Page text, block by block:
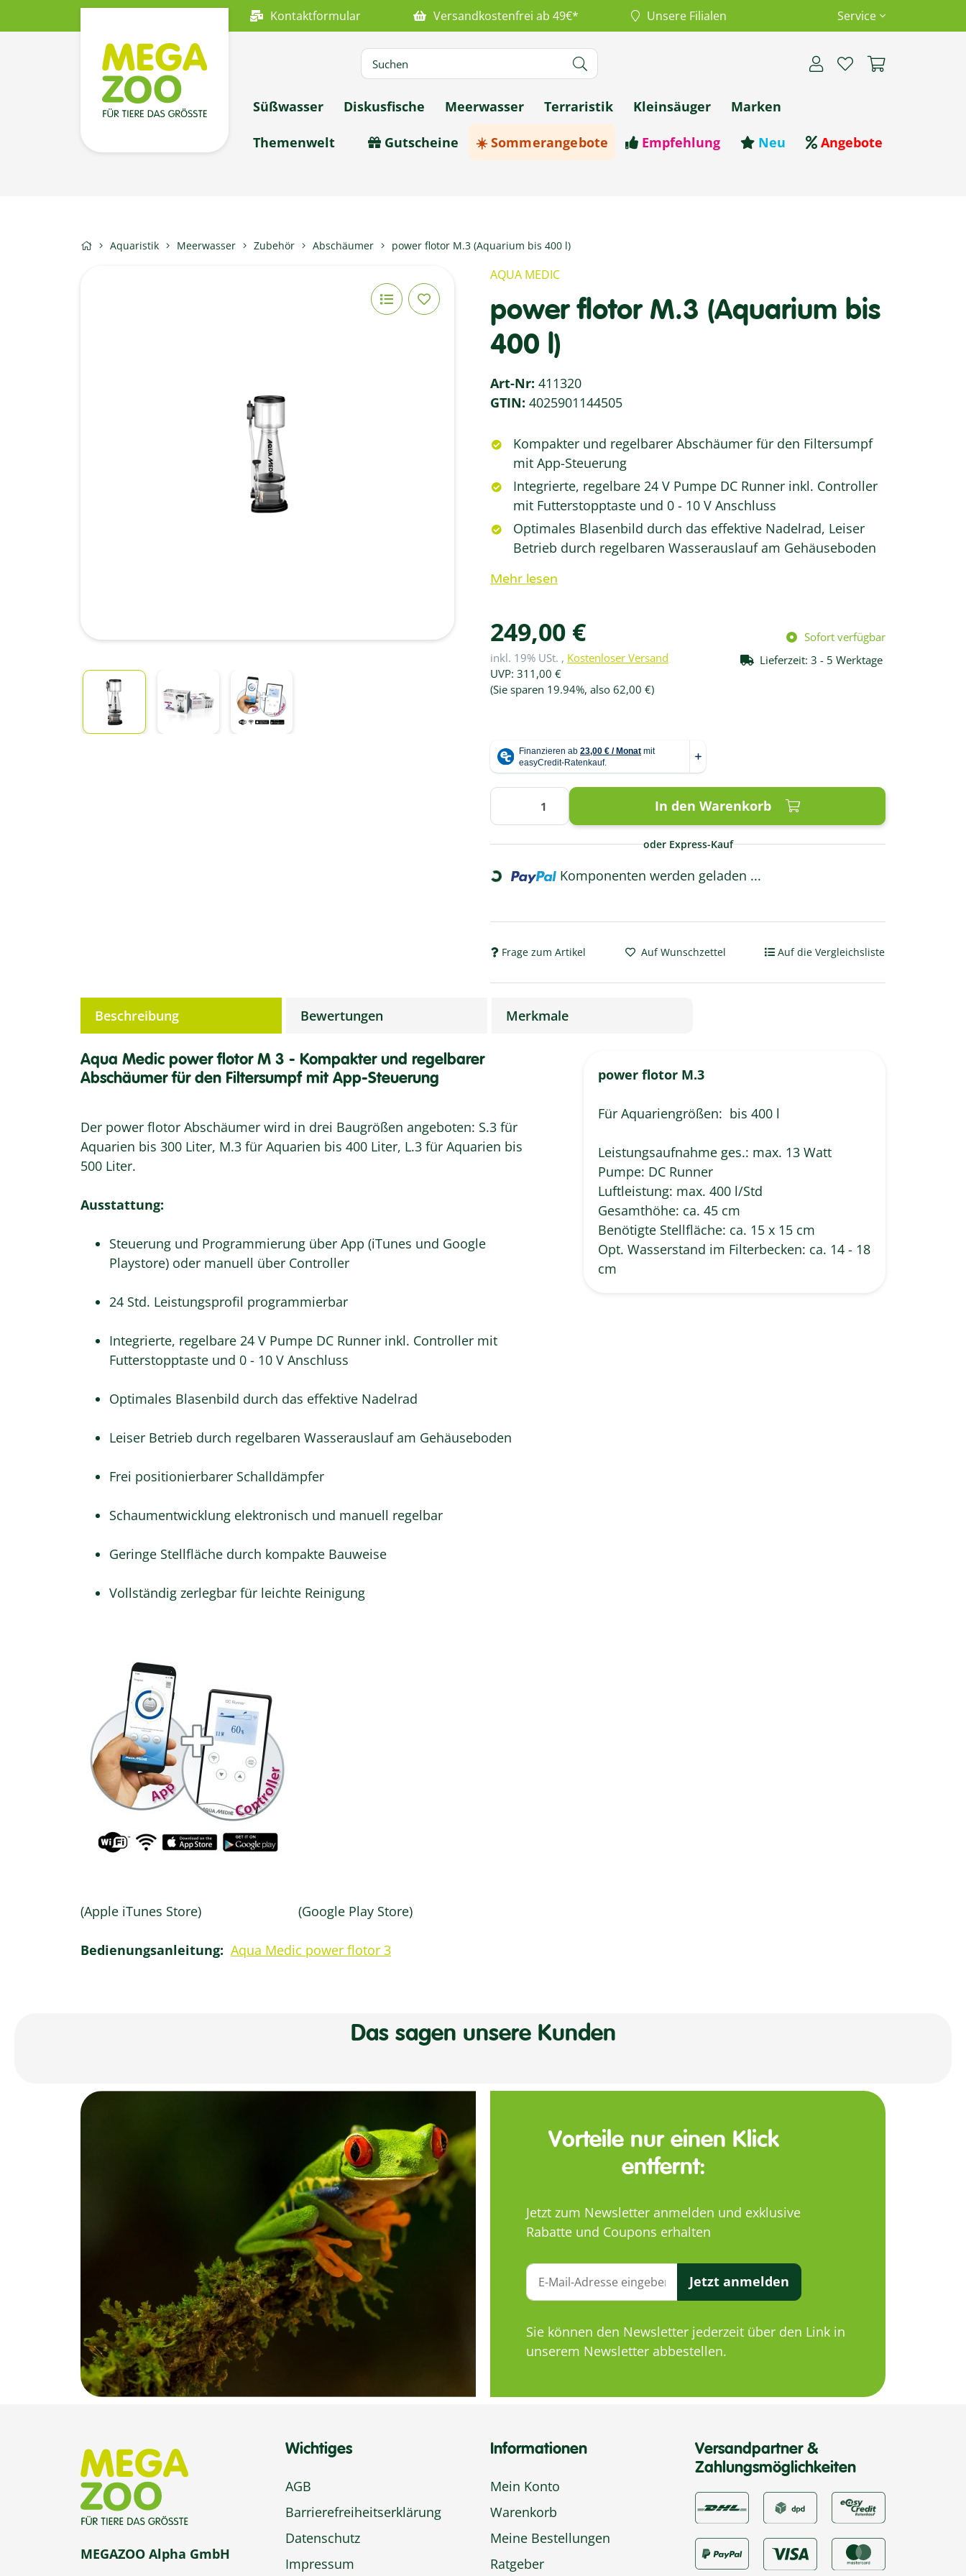
Kontaktformular Versandkostenfrei ab 49€* Unsere Filialen Service
Süßwasser Diskusfische Meerwasser Terraristik Kleinsäuger Marken
Themenwelt Gutscheine ☀️ Sommerangebote Empfehlung Neu Angebote
Aquaristik Meerwasser Zubehör Abschäumer power flotor M.3 (Aquarium bis 400 l)
AQUA MEDIC
power flotor M.3 (Aquarium bis
400 l)
Art-Nr: 411320
GTIN: 4025901144505
Kompakter und regelbarer Abschäumer für den Filtersumpf
mit App-Steuerung
Integrierte, regelbare 24 V Pumpe DC Runner inkl. Controller
mit Futterstopptaste und 0 - 10 V Anschluss
Optimales Blasenbild durch das effektive Nadelrad, Leiser
Betrieb durch regelbaren Wasserauslauf am Gehäuseboden
Mehr lesen
249,00 €
inkl. 19% USt. , Kostenloser Versand
UVP: 311,00 €
(Sie sparen 19.94%, also 62,00 €)
Sofort verfügbar
Lieferzeit: 3 - 5 Werktage
In den Warenkorb
oder Express-Kauf
Loading... Komponenten werden geladen ...
Frage zum Artikel Auf Wunschzettel Auf die Vergleichsliste
weitere Registerkarten anzeigen
Beschreibung Bewertungen Merkmale
Aqua Medic power flotor M 3 - Kompakter und regelbarer
Abschäumer für den Filtersumpf mit App-Steuerung
Der power flotor Abschäumer wird in drei Baugrößen angeboten: S.3 für
Aquarien bis 300 Liter, M.3 für Aquarien bis 400 Liter, L.3 für Aquarien bis
500 Liter.
Ausstattung:
Steuerung und Programmierung über App (iTunes und Google
Playstore) oder manuell über Controller
24 Std. Leistungsprofil programmierbar
Integrierte, regelbare 24 V Pumpe DC Runner inkl. Controller mit
Futterstopptaste und 0 - 10 V Anschluss
Optimales Blasenbild durch das effektive Nadelrad
Leiser Betrieb durch regelbaren Wasserauslauf am Gehäuseboden
Frei positionierbarer Schalldämpfer
Schaumentwicklung elektronisch und manuell regelbar
Geringe Stellfläche durch kompakte Bauweise
Vollständig zerlegbar für leichte Reinigung
(Apple iTunes Store) (Google Play Store)
Bedienungsanleitung: Aqua Medic power flotor 3
power flotor M.3
Für Aquariengrößen: bis 400 l
Leistungsaufnahme ges.: max. 13 Watt
Pumpe: DC Runner
Luftleistung: max. 400 l/Std
Gesamthöhe: ca. 45 cm
Benötigte Stellfläche: ca. 15 x 15 cm
Opt. Wasserstand im Filterbecken: ca. 14 - 18
cm
Das sagen unsere Kunden
Vorteile nur einen Klick
entfernt:
Jetzt zum Newsletter anmelden und exklusive
Rabatte und Coupons erhalten
Jetzt anmelden
Sie können den Newsletter jederzeit über den Link in
unserem Newsletter abbestellen.
MEGAZOO Alpha GmbH
Wichtiges
AGB
Barrierefreiheitserklärung
Datenschutz
Impressum
Informationen
Mein Konto
Warenkorb
Meine Bestellungen
Ratgeber
Versandpartner &
Zahlungsmöglichkeiten